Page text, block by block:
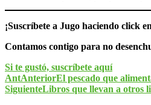
¡Suscríbete a Jugo haciendo click
Contamos contigo para no
Si te gustó, suscríbete aquí
AntAnteriorEl pescado que
SiguienteLibros que llevan a otros